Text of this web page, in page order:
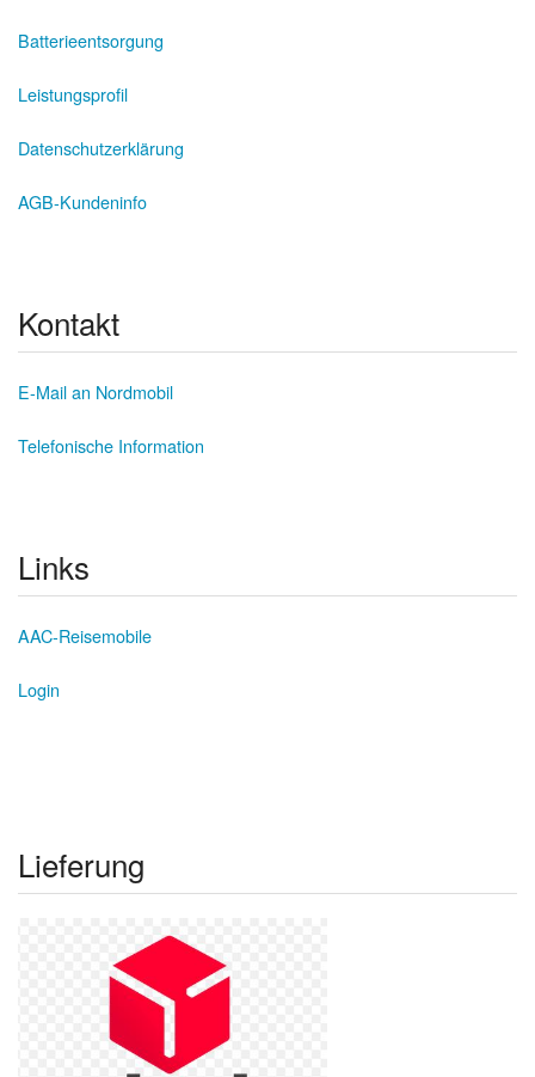
Batterieentsorgung
Leistungsprofil
Datenschutzerklärung
AGB-Kundeninfo
Kontakt
E-Mail an Nordmobil
Telefonische Information
Links
AAC-Reisemobile
Login
Lieferung